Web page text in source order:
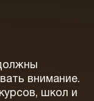
внимание.
школ и